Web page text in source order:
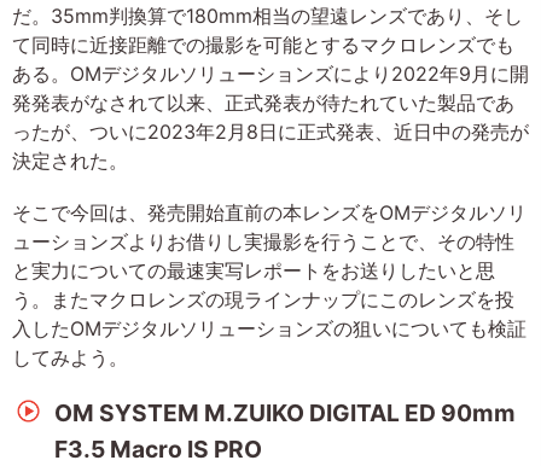
だ。35mm判換算で180mm相当の望遠レンズであり、そし
て同時に近接距離での撮影を可能とするマクロレンズでも
ある。OMデジタルソリューションズにより2022年9月に開
発発表がなされて以来、正式発表が待たれていた製品であ
ったが、ついに2023年2月8日に正式発表、近日中の発売が
決定された。
そこで今回は、発売開始直前の本レンズをOMデジタルソリ
ューションズよりお借りし実撮影を行うことで、その特性
と実力についての最速実写レポートをお送りしたいと思
う。またマクロレンズの現ラインナップにこのレンズを投
入したOMデジタルソリューションズの狙いについても検証
してみよう。
OM SYSTEM M.ZUIKO DIGITAL ED 90mm
F3.5 Macro IS PRO